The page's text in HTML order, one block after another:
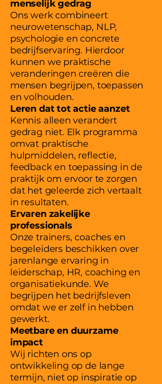
menselijk gedrag
Ons werk combineert
neurowetenschap, NLP,
psychologie en concrete
bedrijfservaring. Hierdoor
kunnen we praktische
veranderingen creëren die
mensen begrijpen, toepassen
en volhouden.
Leren dat tot actie aanzet
Kennis alleen verandert
gedrag niet. Elk programma
omvat praktische
hulpmiddelen, reflectie,
feedback en toepassing in de
praktijk om ervoor te zorgen
dat het geleerde zich vertaalt
in resultaten.
Ervaren zakelijke
professionals
Onze trainers, coaches en
begeleiders beschikken over
jarenlange ervaring in
leiderschap, HR, coaching en
organisatiekunde. We
begrijpen het bedrijfsleven
omdat we er zelf in hebben
gewerkt.
Meetbare en duurzame
impact
Wij richten ons op
ontwikkeling op de lange
termijn, niet op inspiratie op